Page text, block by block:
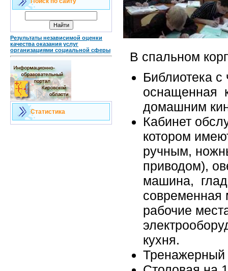
Результаты независимой оценки
качества оказания услуг
организациями социальной сферы
Статистика
В спальном
Библиотека
оснащенная
домашним
Кабинет
котором
ручным,
приводом),
машина,
современная
рабочие
кухня.
Тренажерный